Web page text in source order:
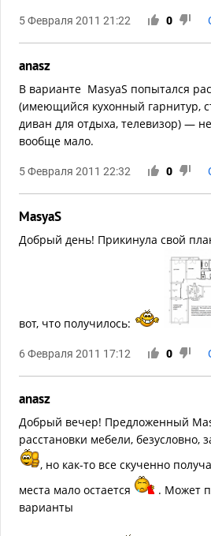
5 Февраля 2011 21:22 0
anasz
В варианте MasyaS попытался
(имеющийся кухонный гарнитур,
диван для отдыха, телевизор) —
вообще мало.
5 Февраля 2011 22:32 0
MasyaS
Добрый день! Прикинула свой
вот, что получилось:
6 Февраля 2011 17:12 0
anasz
Добрый вечер! Предложенный
расстановки мебели, безусловно,
, но как-то все скученно
места мало остается
. Может
варианты